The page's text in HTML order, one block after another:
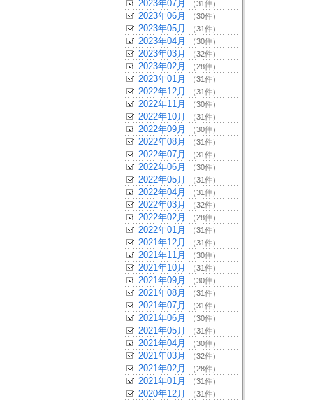
2023年07月 （31件）
2023年06月 （30件）
2023年05月 （31件）
2023年04月 （30件）
2023年03月 （32件）
2023年02月 （28件）
2023年01月 （31件）
2022年12月 （31件）
2022年11月 （30件）
2022年10月 （31件）
2022年09月 （30件）
2022年08月 （31件）
2022年07月 （31件）
2022年06月 （30件）
2022年05月 （31件）
2022年04月 （31件）
2022年03月 （32件）
2022年02月 （28件）
2022年01月 （31件）
2021年12月 （31件）
2021年11月 （30件）
2021年10月 （31件）
2021年09月 （30件）
2021年08月 （31件）
2021年07月 （31件）
2021年06月 （30件）
2021年05月 （31件）
2021年04月 （30件）
2021年03月 （32件）
2021年02月 （28件）
2021年01月 （31件）
2020年12月 （31件）